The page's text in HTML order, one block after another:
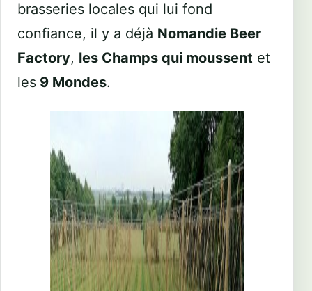
brasseries locales qui lui fond
confiance, il y a déjà Nomandie Beer
Factory, les Champs qui moussent et
les 9 Mondes.